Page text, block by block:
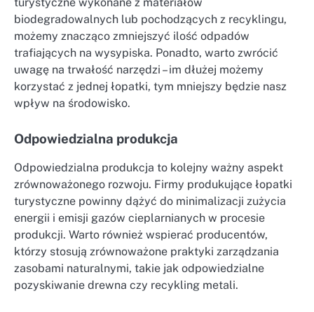
biodegradowalnych lub pochodzących z recyklingu,
możemy znacząco zmniejszyć ilość odpadów
trafiających na wysypiska. Ponadto, warto zwrócić
uwagę na trwałość narzędzi – im dłużej możemy
korzystać z jednej łopatki, tym mniejszy będzie nasz
wpływ na środowisko.
Odpowiedzialna produkcja
Odpowiedzialna produkcja to kolejny ważny aspekt
zrównoważonego rozwoju. Firmy produkujące łopatki
turystyczne powinny dążyć do minimalizacji zużycia
energii i emisji gazów cieplarnianych w procesie
produkcji. Warto również wspierać producentów,
którzy stosują zrównoważone praktyki zarządzania
zasobami naturalnymi, takie jak odpowiedzialne
pozyskiwanie drewna czy recykling metali.